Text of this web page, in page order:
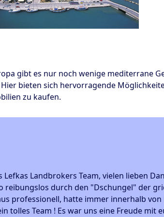
gibt es nur noch wenige mediterrane
Hier bieten sich hervorragende
zu kaufen.
Landbrokers Team, vielen lieben
durch den "Dschungel" der
professionell, hatte immer innerhalb von
Team ! Es war uns eine Freude mit